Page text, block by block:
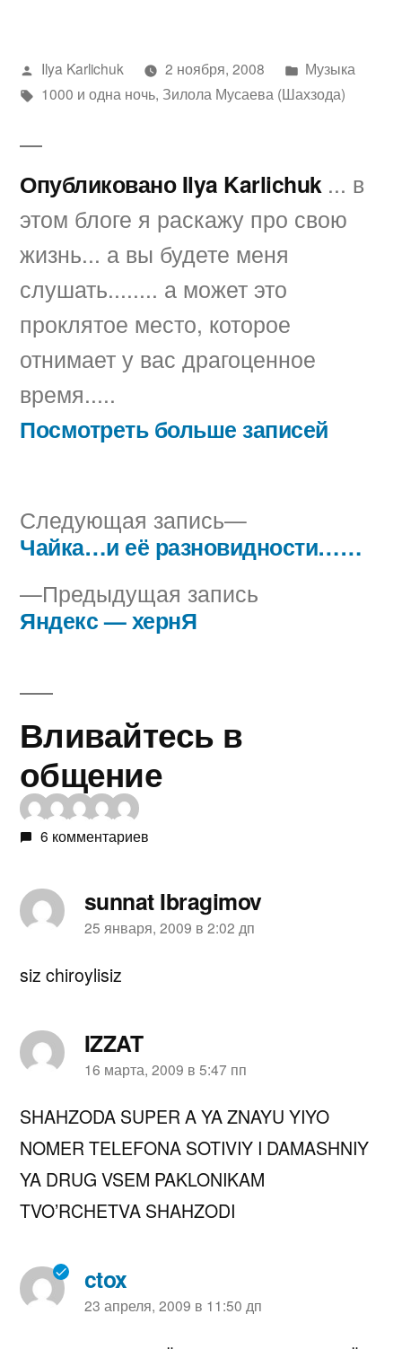
Написано
автором
Ilya Karlichuk 2 ноября, 2008
Написано
в
Музыка
Метки:
1000 и одна ночь, Зилола Мусаева (Шахзода)
Опубликовано Ilya Karlichuk ... в
этом блоге я раскажу про свою
жизнь... а вы будете меня
слушать........ а может это
проклятое место, которое
отнимает у вас драгоценное
время.....
Посмотреть больше записей
Навигация
по
записям
Предыдущая запись
Яндекс — хернЯ
Следующая запись
Следующая
запись:
Чайка…и её разновидности……
Вливайтесь в
общение
6 комментариев
sunnat Ibragimov
пишет:
25 января, 2009 в 2:02 дп
siz chiroylisiz
IZZAT
пишет:
16 марта, 2009 в 5:47 пп
SHAHZODA SUPER A YA ZNAYU YIYO
NOMER TELEFONA SOTIVIY I DAMASHNIY
YA DRUG VSEM PAKLONIKAM
TVO’RCHETVA SHAHZODI
ctox
пишет:
23 апреля, 2009 в 11:50 дп